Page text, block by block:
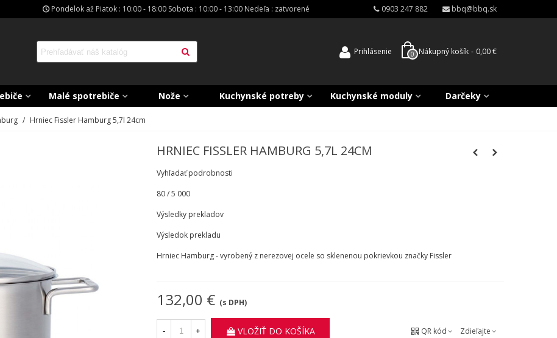
Pondelok až Piatok : 10:00 - 18:00 Sobota : 10:00 - 13:00 Nedeľa : zatvorené 0903 247 882 bbq@bbq.sk
Prihlásenie 0 Nákupný košík - 0,00 €
Malé spotrebiče Nože Kuchynské potreby Kuchynské moduly Darčeky
/ Hrniec Fissler Hamburg 5,7l 24cm
HRNIEC FISSLER HAMBURG 5,7L 24CM
​Vyhľadať podrobnosti
80 / 5 000
Výsledky prekladov
Výsledok prekladu
Hrniec Hamburg - vyrobený z nerezovej ocele so sklenenou pokrievkou značky Fissler
132,00 € (s DPH)
- + VLOŽIŤ DO KOŠÍKA QR kód Zdieľajte